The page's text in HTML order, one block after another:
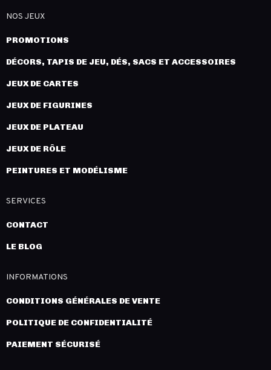
NOS JEUX
PROMOTIONS
DÉCORS, TAPIS DE JEU, DÉS, SACS ET ACCESSOIRES
JEUX DE CARTES
JEUX DE FIGURINES
JEUX DE PLATEAU
JEUX DE RÔLE
PEINTURES ET MODÉLISME
SERVICES
CONTACT
LE BLOG
INFORMATIONS
CONDITIONS GÉNÉRALES DE VENTE
POLITIQUE DE CONFIDENTIALITÉ
PAIEMENT SÉCURISÉ